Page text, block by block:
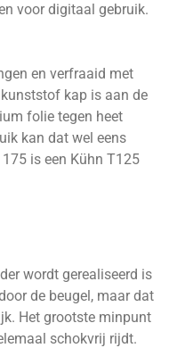
voor digitaal gebruik.
en verfraaid met
kap is aan de
folie tegen heet
kan dat wel eens
175 is een Kühn T125
wordt gerealiseerd is
de beugel, maar dat
Het grootste minpunt
schokvrij rijdt.